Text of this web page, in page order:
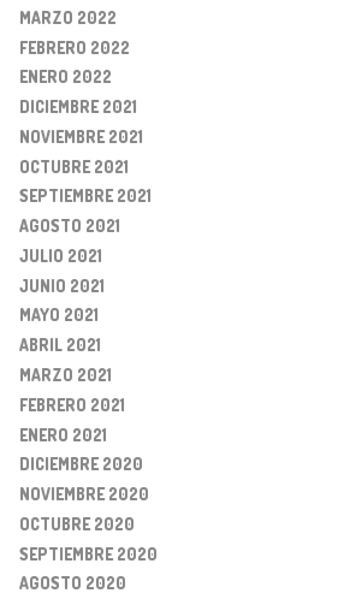
MARZO 2022
FEBRERO 2022
ENERO 2022
DICIEMBRE 2021
NOVIEMBRE 2021
OCTUBRE 2021
SEPTIEMBRE 2021
AGOSTO 2021
JULIO 2021
JUNIO 2021
MAYO 2021
ABRIL 2021
MARZO 2021
FEBRERO 2021
ENERO 2021
DICIEMBRE 2020
NOVIEMBRE 2020
OCTUBRE 2020
SEPTIEMBRE 2020
AGOSTO 2020